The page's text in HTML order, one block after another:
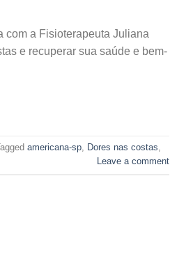
com a Fisioterapeuta Juliana
e recuperar sua saúde e bem-
americana-sp, Dores nas costas,
Leave a comment